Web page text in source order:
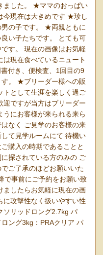
した。 ★ママのおっぱい
今現在は大きめです ★珍し
男の子です。 ★両親ともに
い子たちです。 とても可
す。 現在の画像はお気軽
現在食べているニュート
付き、便検査、1回目の9
。 ★ブリーダー様への販
トとして生涯を楽しく過ご
ですが当方はブリーダー
にお客様が来られる来ら
なく ご見学のお客様の来
て見学ルームにて 待機い
購入の時期であることと
探されている方のみの ご
ご了承のほどお願いいた
で事前にご予約をお願い致
ましたらお気軽に現在の画
に攻撃性なく扱いやすい性
ソリッドロング2.7kg パ
ング3kg：PRAクリア パ